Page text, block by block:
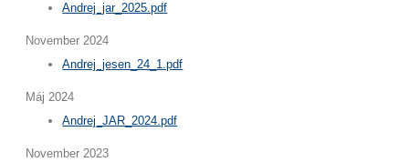
Andrej_jar_2025.pdf
November 2024
Andrej_jesen_24_1.pdf
Máj 2024
Andrej_JAR_2024.pdf
November 2023